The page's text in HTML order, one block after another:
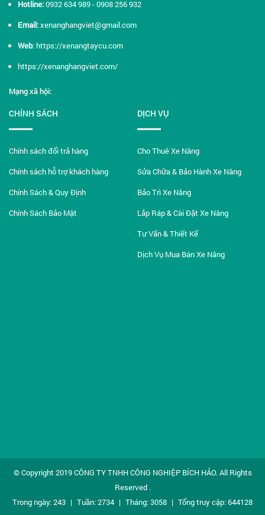
Hotline:0932 634 989 - 0908 256 932
Email:xenanghangviet@gmail.com
Web:https://xenangtaycu.com
https://xenanghangviet.com/
Mạng xã hội:
CHÍNH SÁCH
Chính sách đổi trả hàng
Chính sách hỗ trợ khách hàng
Chính Sách & Quy Định
Chính Sách Bảo Mật
DỊCH VỤ
Cho Thuê Xe Nâng
Sửa Chữa & Bảo Hành Xe Nâng
Bảo Trì Xe Nâng
Lắp Ráp & Cài Đặt Xe Nâng
Tư Vấn & Thiết Kế
Dịch Vụ Mua Bán Xe Nâng
© Copyright 2019CÔNG TY TNHH CÔNG NGHIỆP BÍCH HẢO. All Rights
Reserved .
Trong ngày: 243 | Tuần: 2734 | Tháng: 3058 | Tổng truy cập: 644128